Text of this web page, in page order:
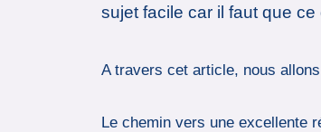
sujet facile car il faut que
A travers cet article, nous
Le chemin vers une excellente